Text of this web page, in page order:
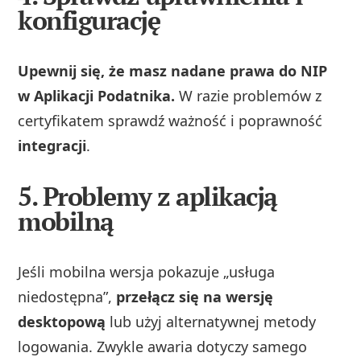
konfigurację
Upewnij się, że masz nadane prawa do NIP
w Aplikacji Podatnika. W razie problemów z
certyfikatem sprawdź ważność i poprawność
integracji.
5. Problemy z aplikacją
mobilną
Jeśli mobilna wersja pokazuje „usługa
niedostępna”, przełącz się na wersję
desktopową lub użyj alternatywnej metody
logowania. Zwykle awaria dotyczy samego